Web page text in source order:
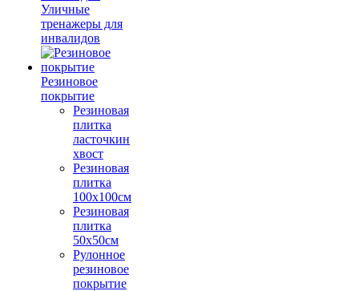
Уличные
тренажеры для
инвалидов
Резиновое
покрытие
Резиновая
плитка
ласточкин
хвост
Резиновая
плитка
100х100см
Резиновая
плитка
50х50см
Рулонное
резиновое
покрытие